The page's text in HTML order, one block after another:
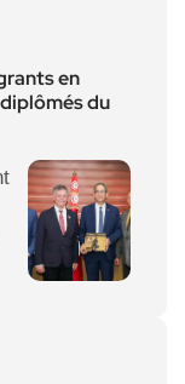
en
du